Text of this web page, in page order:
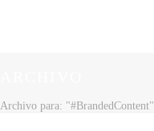
Archivo para: "#BrandedContent"